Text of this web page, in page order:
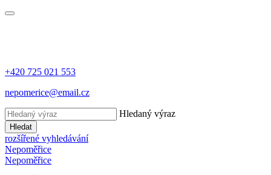
+420 725 021 553
nepomerice@email.cz
Hledaný výraz
Hledat
rozšířené vyhledávání
Nepoměřice
Nepoměřice